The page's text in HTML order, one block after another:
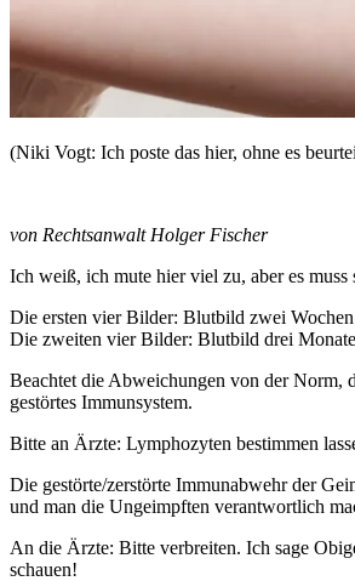
(Niki Vogt: Ich poste das hier, ohne es
von Rechtsanwalt Holger Fischer
Ich weiß, ich mute hier viel zu, aber es muss
Die ersten vier Bilder: Blutbild zwei
Die zweiten vier Bilder: Blutbild drei
Beachtet die Abweichungen von der Norm,
gestörtes Immunsystem.
Bitte an Ärzte: Lymphozyten bestimmen
Die gestörte/zerstörte Immunabwehr der
und man die Ungeimpften verantwortlich
An die Ärzte: Bitte verbreiten. Ich sage
schauen!